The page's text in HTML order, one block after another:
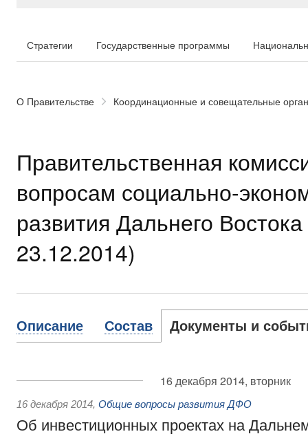
Стратегии Государственные программы
О Правительстве Координационные и совещательные
Правительственная
вопросам социально-
развития Дальнего
23.12.2014)
Описание Состав Документы и
16 декабря 2014, вторник
16 декабря 2014, Общие вопросы развития ДФО
Об инвестиционных проектах на